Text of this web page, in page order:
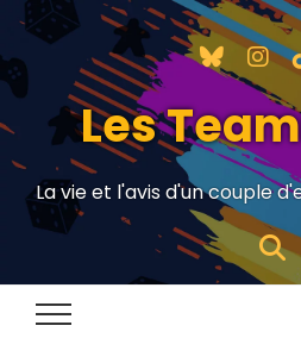
Les
La vie et l'avis d'un couple